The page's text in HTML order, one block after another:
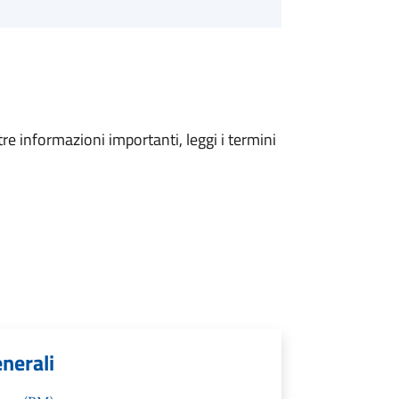
informazioni importanti, leggi i termini